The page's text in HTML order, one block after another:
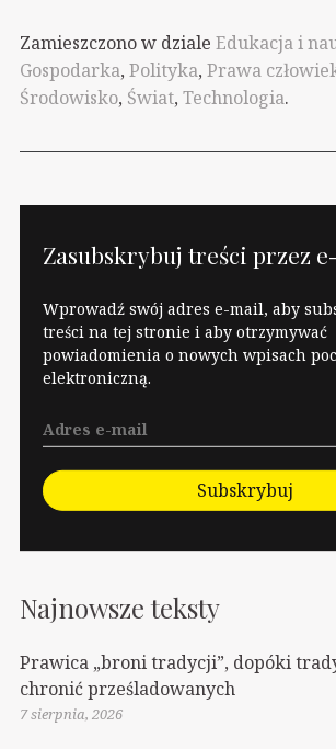
Zamieszczono w dziale Edukacja i
Gospodarka, Polityka, Prawa
Środowisko, Świat, Technologia.
Zasubskrybuj treści przez
Wprowadź swój adres e-mail, aby
treści na tej stronie i aby otrzymywać
powiadomienia o nowych wpisach
elektroniczną.
Subskrybuj
Najnowsze teksty
Prawica „broni tradycji”, dopóki
chronić prześladowanych
7 sierpnia, 2026